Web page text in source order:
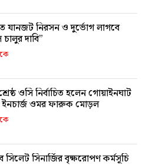
যানজট নিরসন ও দুর্ভোগ লাগবে
চালুর দাবি”
ওসি নির্বাচিত হলেন গোয়াইনঘাট
ইনচার্জ ওমর ফারুক মোড়ল
সিলেট সিনার্জির বৃক্ষরোপণ কর্মসূচি